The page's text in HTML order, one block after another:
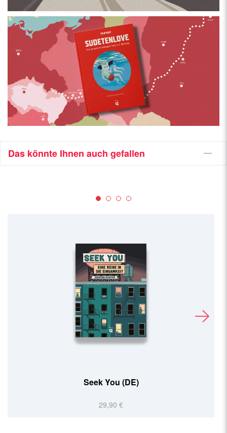
Das könnte Ihnen auch gefallen
Lebensborn
22,00 €